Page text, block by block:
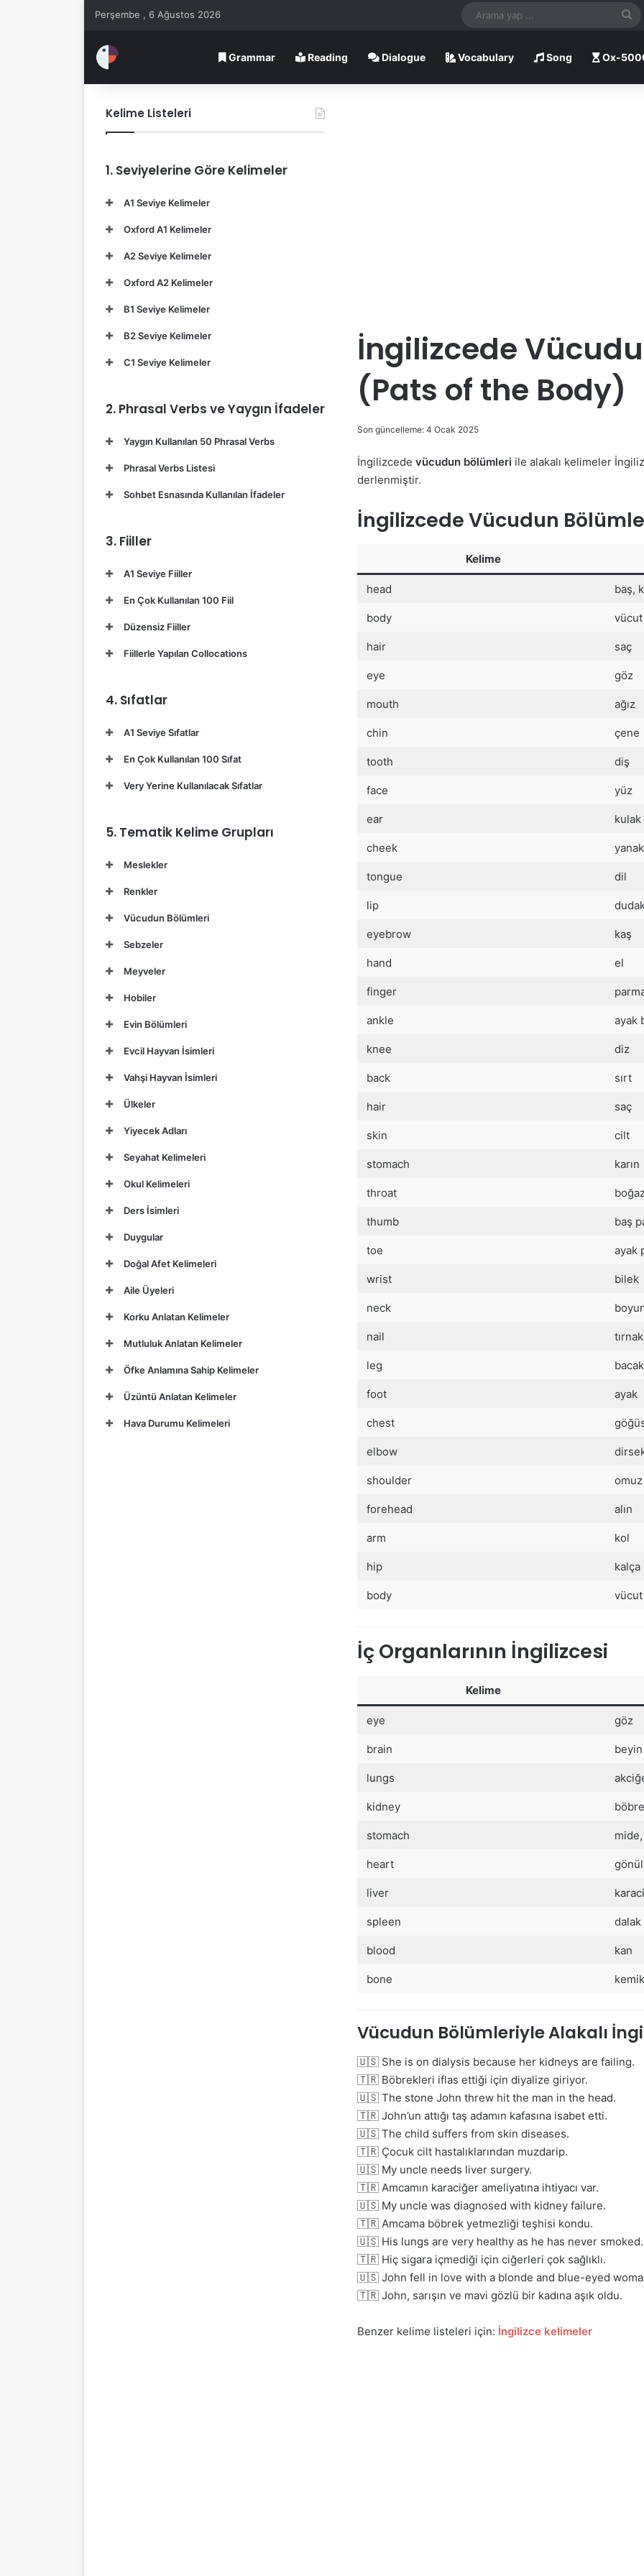
Perşembe , 6 Ağustos 2026
...
Grammar Reading Dialogue Vocabulary Song Ox-
İngilizcede
(Pats of the Body)
Son güncelleme: 4 Ocak 2025
İngilizcede vücudun bölümleri ile alakalı kelimeler
derlenmiştir.
İngilizcede Vücudun
Kelime
head baş,
body vücut
hair saç
eye göz
mouth ağız
chin çene
tooth diş
face yüz
ear kulak
cheek yanak
tongue dil
lip
eyebrow kaş
hand el
finger
ankle ayak
knee diz
back sırt
hair saç
skin cilt
stomach karın
throat
thumb baş
toe ayak
wrist bilek
neck
nail tırnak
leg bacak
foot ayak
chest
elbow
shoulder omuz
forehead alın
arm kol
hip kalça
body vücut
İç Organlarının İngilizcesi
Kelime
eye göz
brain beyin
lungs
kidney
stomach mide,
heart
liver
spleen dalak
blood kan
bone kemik
Vücudun Bölümleriyle Alakalı
🇺🇸 She is on dialysis because her kidneys are failing.
🇹🇷 Böbrekleri iflas ettiği için diyalize giriyor.
🇺🇸 The stone John threw hit the man in the head.
🇹🇷 John’un attığı taş adamın kafasına isabet etti.
🇺🇸 The child suffers from skin diseases.
🇹🇷 Çocuk cilt hastalıklarından muzdarip.
🇺🇸 My uncle needs liver surgery.
🇹🇷 Amcamın karaciğer ameliyatına ihtiyacı var.
🇺🇸 My uncle was diagnosed with kidney failure.
🇹🇷 Amcama böbrek yetmezliği teşhisi kondu.
🇺🇸 His lungs are very healthy as he has never smoked.
🇹🇷 Hiç sigara içmediği için ciğerleri çok sağlıklı.
🇺🇸 John fell in love with a blonde and blue-eyed
🇹🇷 John, sarışın ve mavi gözlü bir kadına aşık oldu.
Benzer kelime listeleri için: İngilizce kelimeler
Kelime Listeleri
1. Seviyelerine Göre Kelimeler
A1 Seviye Kelimeler
Oxford A1 Kelimeler
A2 Seviye Kelimeler
Oxford A2 Kelimeler
B1 Seviye Kelimeler
B2 Seviye Kelimeler
C1 Seviye Kelimeler
2. Phrasal Verbs ve Yaygın İfadeler
Yaygın Kullanılan 50 Phrasal Verbs
Phrasal Verbs Listesi
Sohbet Esnasında Kullanılan İfadeler
3. Fiiller
A1 Seviye Fiiller
En Çok Kullanılan 100 Fiil
Düzensiz Fiiller
Fiillerle Yapılan Collocations
4. Sıfatlar
A1 Seviye Sıfatlar
En Çok Kullanılan 100 Sıfat
Very Yerine Kullanılacak Sıfatlar
5. Tematik Kelime Grupları
Meslekler
Renkler
Vücudun Bölümleri
Sebzeler
Meyveler
Hobiler
Evin Bölümleri
Evcil Hayvan İsimleri
Vahşi Hayvan İsimleri
Ülkeler
Yiyecek Adları
Seyahat Kelimeleri
Okul Kelimeleri
Ders İsimleri
Duygular
Doğal Afet Kelimeleri
Aile Üyeleri
Korku Anlatan Kelimeler
Mutluluk Anlatan Kelimeler
Öfke Anlamına Sahip Kelimeler
Üzüntü Anlatan Kelimeler
Hava Durumu Kelimeleri